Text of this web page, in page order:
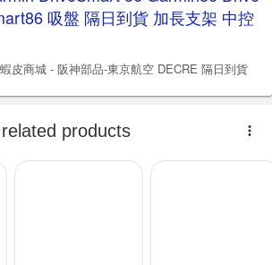
吸盤 隔日到貨 加長支架 中控
蝦皮商城 - 阪神部品-東京航空 DECRE 隔日到貨